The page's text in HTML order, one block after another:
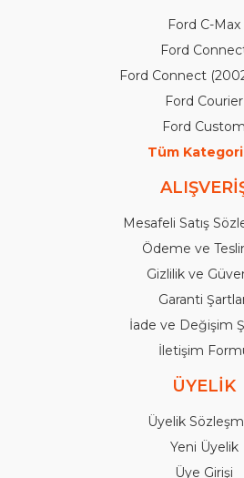
Ford C-Max
Ford
Ford Connect
Ford Courier
Ford Custom
Tüm
Mesafeli Satış
Ödeme ve
Gizlilik ve
Garanti
İade ve Değişim
İletişim
ÜYELİK
Üyelik
Yeni Üyelik
Üye Girişi